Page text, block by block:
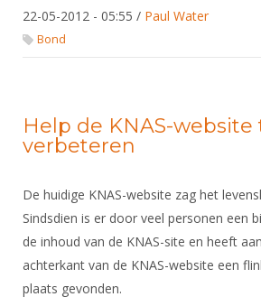
Website
Gebruiksvoorwaarden
Organisatie
Ereleden
Leden van Verdiensten
Contact
Medewerkers
Inschrijven
Materiaal
Rolstoelschermen
Wedstrijdkalender
KNAS Keurmerk
FBT
Atletencommissie
Internationale Titeltoernooien
Internationale aanmeldingen
Brassardsysteem
Nieuws
Nationale opleidingen
Opleidingen
Leraar
Voor scheidsrechters
Nieuws
NK organiseren
22-05-2012 - 05:55 / Paul Water
Bond
Help de KNAS-website
verbeteren
De huidige KNAS-website zag het
Sindsdien is er door veel personen een
de inhoud van de KNAS-site en heeft
achterkant van de KNAS-website een
plaats gevonden.